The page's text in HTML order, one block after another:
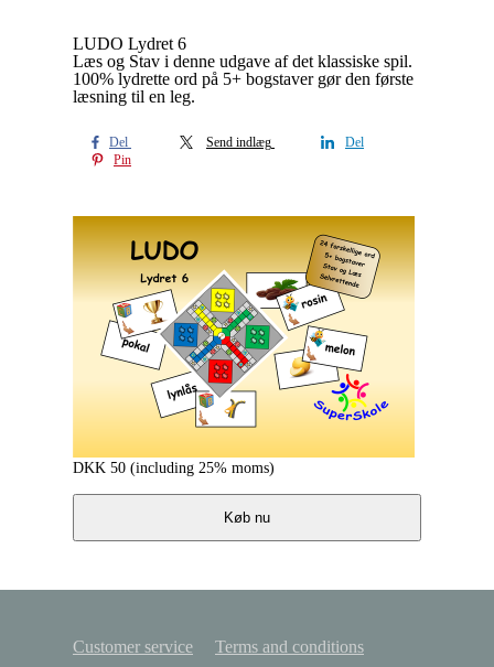
LUDO Lydret 6
Læs og Stav i denne udgave af det klassiske spil.
100% lydrette ord på 5+ bogstaver gør den første
læsning til en leg.
Del Send indlæg
Del
Pin
DKK 50 (including 25% moms)
Køb nu
Customer service Terms and conditions